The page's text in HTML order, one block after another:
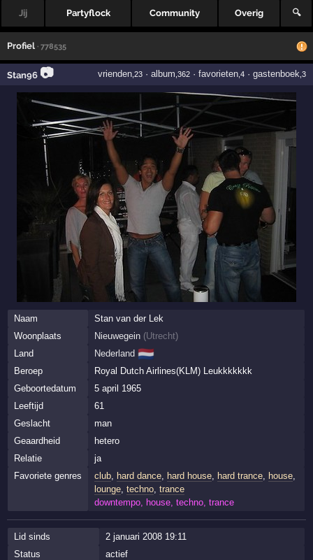
Jij Partyflock Community Overig 🔍
Profiel · 778535
Stan96 📷 vrienden,23· album ,362· favorieten,4· gastenboek ,3
Naam
Stan van der Lek
Woonplaats
Nieuwegein (Utrecht)
Land
Nederland 🇳🇱
Beroep
Royal Dutch Airlines(KLM) Leukkkkkkk
Geboortedatum
5 april 1965
Leeftijd
61
Geslacht
man
Geaardheid
hetero
Relatie
ja
Favoriete genres
club, hard dance, hard house, hard trance, house,
lounge, techno, trance
downtempo, house, techno, trance
Lid sinds
2 januari 2008 19:11
Status
actief